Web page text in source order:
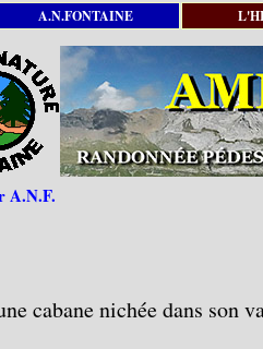
A.N.FONTAINE
A.N.F.
cabane nichée dans son